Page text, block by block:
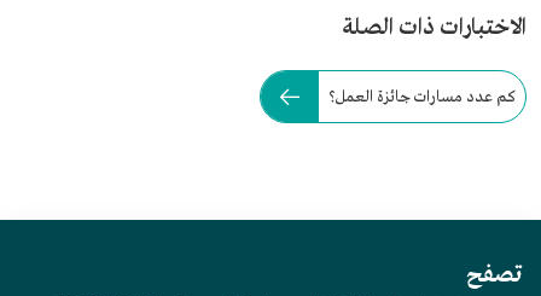
الاختبارات ذات الصلة
كم عدد مسارات جائزة العمل؟
تصفح